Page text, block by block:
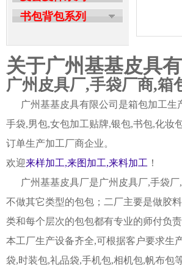
书包背包系列
关于广州基基皮具
广州皮具厂,手袋厂商,箱
广州基基皮具有限公司是箱包加工生
手袋,男包,女包加工贴牌,银包,书包,化妆
订单生产加工厂商企业。
欢迎来样加工,来图加工,来料加工 ！
广州基基皮具厂是广州皮具厂,手袋厂,
不做其它类型的包包；二厂主要是做胶
类和每个层次的包包都有专业的师付负责
本工厂生产设备齐全,可根据客户要求生
袋,时装包,礼品袋,手机包,相机包,帆布包